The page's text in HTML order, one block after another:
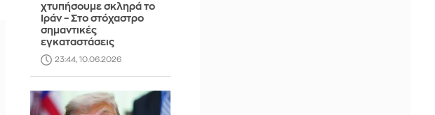
χτυπήσουμε σκληρά το
Ιράν – Στο στόχαστρο
σημαντικές
εγκαταστάσεις
23:44, 10.06.2026